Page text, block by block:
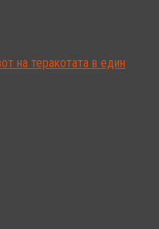
на теракотата в един